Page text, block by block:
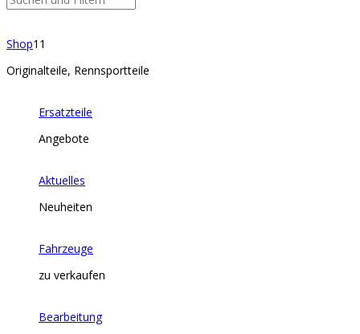
Shop11
Originalteile, Rennsportteile
Ersatzteile
Angebote
Aktuelles
Neuheiten
Fahrzeuge
zu verkaufen
Bearbeitung